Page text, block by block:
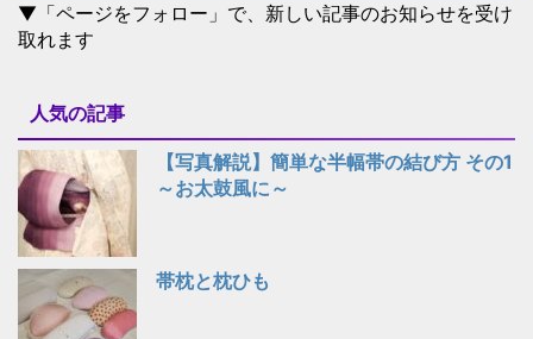
▼「ページをフォロー」で、新しい記事のお知らせを受け
取れます
人気の記事
【写真解説】簡単な半幅帯の結び方 その1
～お太鼓風に～
帯枕と枕ひも